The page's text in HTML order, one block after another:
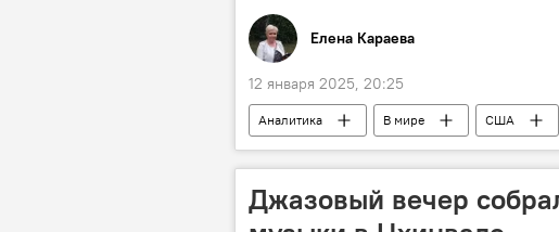
Елена Караева
12 января 2025, 20:25
Аналитика В мире США
Джазовый вечер